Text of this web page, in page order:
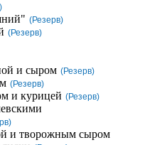
(Резерв)
(Резерв)
и сыром (Резерв)
(Резерв)
и курицей (Резерв)
и творожным сыром